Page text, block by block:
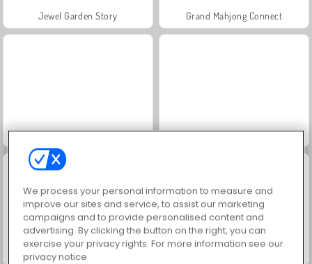
Jewel Garden Story Grand Mahjong Connect
Masha and the Bear: Meadows Scala 40
Juice Merge
We process your personal information to measure and
improve our sites and service, to assist our marketing
campaigns and to provide personalised content and
advertising. By clicking the button on the right, you can
exercise your privacy rights. For more information see our
privacy notice